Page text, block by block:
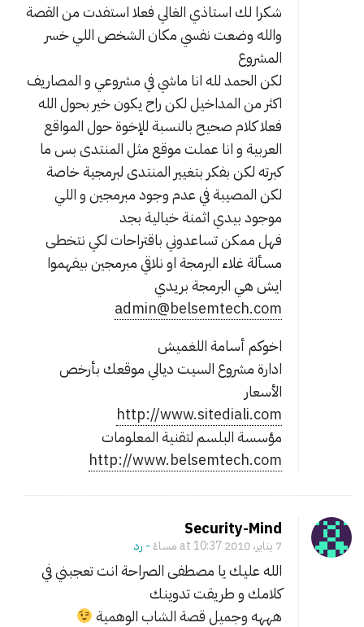
شكرا لك استاذي الغالي فعلا استفدت من القصة
والله وضعت نفسي مكان الشخص اللي خسر
المشروع
لكن الحمد لله انا ماشي في مشروعي و المصاريف
اكثر من المداخيل لكن راح يكون خير بحول الله
فعلا كلام صحيح بالنسبة للإخوة حول المواقع
العربية و انا عملت موقع مثل المنتدى بس ما
كبرته لكن بفكر بتغيير المنتدى لبرمجية خاصة
لكن المصيبة في عدم وجود مبرمجين و اللي
موجود بيدي اثمنة خيالية بجد
فهل ممكن تساعدوني باقتراحات لكي نتخطى
مسألة غلاء البرمجة او نلاقي مبرمجين بيفهموا
ايش هي البرمجة بريدي
admin@belsemtech.com
اخوكم أسامة اللغميش
ادارة مشروع السيت ديالي موقعك بأرخص
الأسعار
http://www.sitediali.com
مؤسسة البلسم لتقنية المعلومات
http://www.belsemtech.com
Security-Mind
7 يناير، 2010 at 10:37 مساءً - ‎رد
الله عليك يا مصطفى الصراحة انت تعجبني في
كلامك و طريقت تدوينك
هههه وجميل قصة الشاب الوهمية